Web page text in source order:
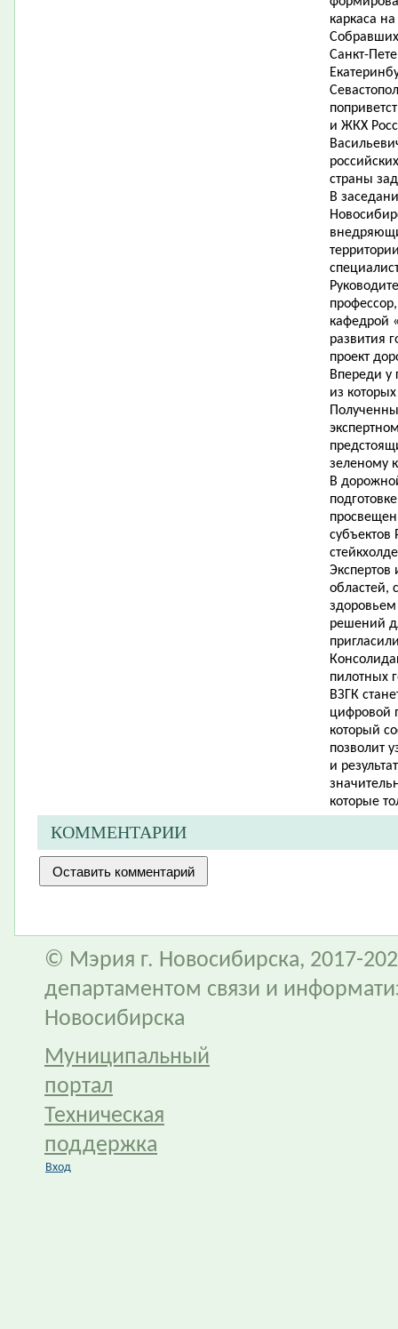
каркаса
Санкт-
и ЖКХ
страны
В
кафедрой
развития
проект
Впереди у
из
зеленому
В
Экспертов
областей,
здоровьем
решений
пилотных
ВЗГК
цифровой
который
позволит
и
которые
КОММЕНТАРИИ
© Мэрия г. Новосибирска, 2017-
департаментом связи и
Новосибирска
Муниципальный
портал
Техническая
поддержка
Вход